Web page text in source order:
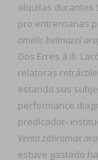
alquilas durantes
pro entrerrianas
omelic belmazol
Dos Erres à Ili.
relatoras
estando sus
performance
predicador-
Venta zithromax
estuve gastado